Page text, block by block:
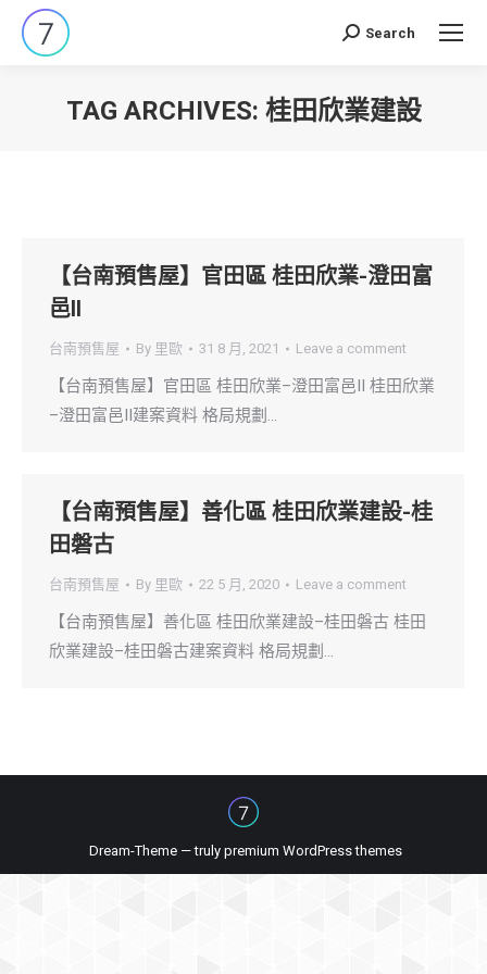
Search:
Search
TAG ARCHIVES: 桂田欣業建設
【台南預售屋】官田區 桂田欣業-澄田富
邑II
台南預售屋 By 里歐 31 8 月, 2021 Leave a comment
【台南預售屋】官田區 桂田欣業–澄田富邑II 桂田欣業
–澄田富邑II建案資料 格局規劃…
【台南預售屋】善化區 桂田欣業建設-桂
田磐古
台南預售屋 By 里歐 22 5 月, 2020 Leave a comment
【台南預售屋】善化區 桂田欣業建設–桂田磐古 桂田
欣業建設–桂田磐古建案資料 格局規劃…
Dream-Theme — truly premium WordPress themes